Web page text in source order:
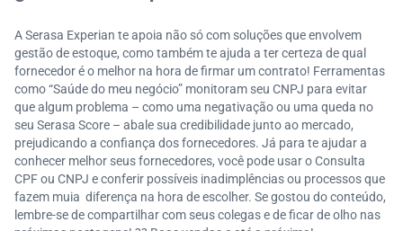
A Serasa Experian te apoia não só com soluções que envolvem
gestão de estoque, como também te ajuda a ter certeza de qual
fornecedor é o melhor na hora de firmar um contrato! Ferramentas
como “Saúde do meu negócio” monitoram seu CNPJ para evitar
que algum problema – como uma negativação ou uma queda no
seu Serasa Score – abale sua credibilidade junto ao mercado,
prejudicando a confiança dos fornecedores. Já para te ajudar a
conhecer melhor seus fornecedores, você pode usar o Consulta
CPF ou CNPJ e conferir possíveis inadimplências ou processos que
fazem muia diferença na hora de escolher. Se gostou do conteúdo,
lembre-se de compartilhar com seus colegas e de ficar de olho nas